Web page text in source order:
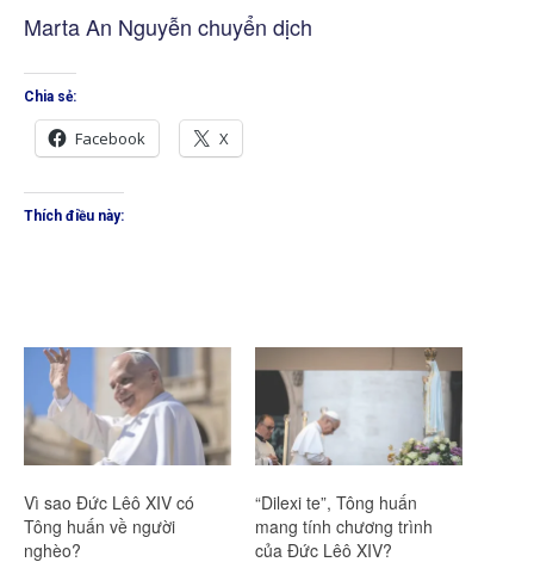
Marta An Nguyễn chuyển dịch
Chia sẻ:
Facebook X
Thích điều này:
Vì sao Đức Lêô XIV có
Tông huấn về người
nghèo?
“Dilexi te”, Tông huấn
mang tính chương trình
của Đức Lêô XIV?